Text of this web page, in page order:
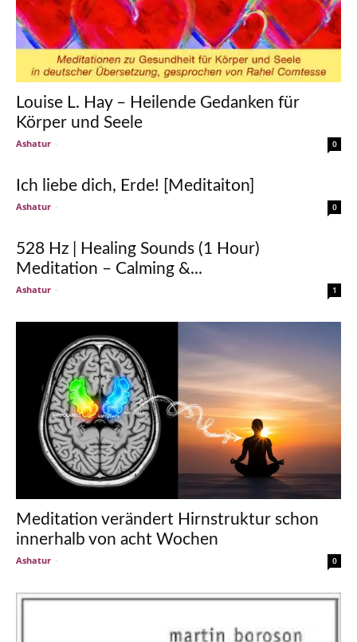
Louise L. Hay – Heilende Gedanken für
Körper und Seele
Ashatur - 0
Ich liebe dich, Erde! [Meditaiton]
Ashatur - 0
528 Hz | Healing Sounds (1 Hour)
Meditation – Calming &...
Ashatur - 1
Meditation verändert Hirnstruktur schon
innerhalb von acht Wochen
Ashatur - 0